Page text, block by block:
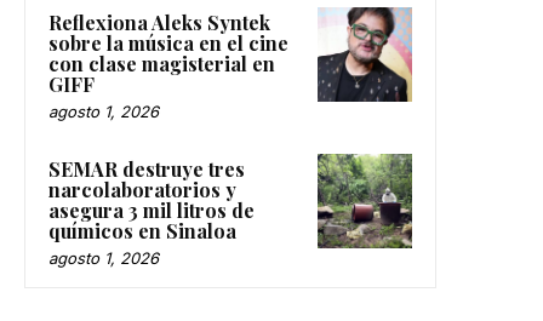
Reflexiona Aleks Syntek
sobre la música en el cine
con clase magisterial en
GIFF
agosto 1, 2026
SEMAR destruye tres
narcolaboratorios y
asegura 3 mil litros de
químicos en Sinaloa
agosto 1, 2026